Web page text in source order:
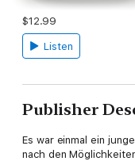
$12.99
Listen
Publisher
Es war einmal ein
nach den